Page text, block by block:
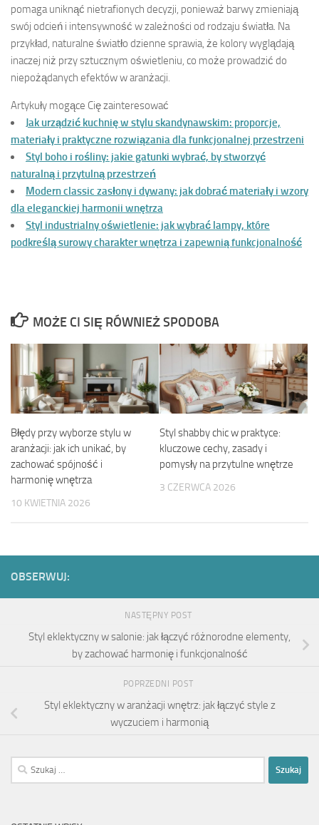
pomaga uniknąć nietrafionych decyzji, ponieważ barwy zmieniają
swój odcień i intensywność w zależności od rodzaju światła. Na
przykład, naturalne światło dzienne sprawia, że kolory wyglądają
inaczej niż przy sztucznym oświetleniu, co może prowadzić do
niepożądanych efektów w aranżacji.
Artykuły mogące Cię zainteresować
Jak urządzić kuchnię w stylu skandynawskim: proporcje,
materiały i praktyczne rozwiązania dla funkcjonalnej przestrzeni
Styl boho i rośliny: jakie gatunki wybrać, by stworzyć
naturalną i przytulną przestrzeń
Modern classic zasłony i dywany: jak dobrać materiały i wzory
dla eleganckiej harmonii wnętrza
Styl industrialny oświetlenie: jak wybrać lampy, które
podkreślą surowy charakter wnętrza i zapewnią funkcjonalność
MOŻE CI SIĘ RÓWNIEŻ SPODOBA
Błędy przy wyborze stylu w
aranżacji: jak ich unikać, by
zachować spójność i
harmonię wnętrza
10 KWIETNIA 2026
Styl shabby chic w praktyce:
kluczowe cechy, zasady i
pomysły na przytulne wnętrze
3 CZERWCA 2026
OBSERWUJ:
NASTĘPNY POST
Styl eklektyczny w salonie: jak łączyć różnorodne elementy,
by zachować harmonię i funkcjonalność
POPRZEDNI POST
Styl eklektyczny w aranżacji wnętrz: jak łączyć style z
wyczuciem i harmonią
Szukaj: